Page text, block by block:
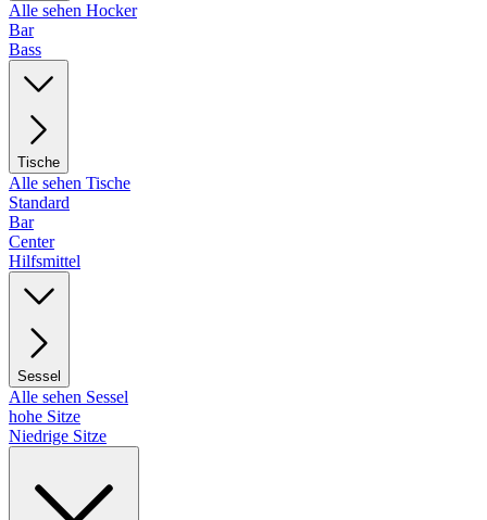
Alle sehen Hocker
Bar
Bass
Tische
Alle sehen Tische
Standard
Bar
Center
Hilfsmittel
Sessel
Alle sehen Sessel
hohe Sitze
Niedrige Sitze